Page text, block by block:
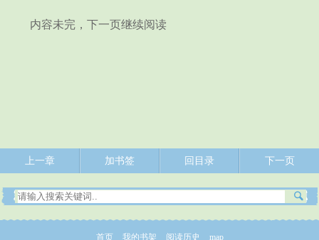
内容未完，下一页继续阅读
上一章 加书签 回目录 下一页
首页 我的书架 阅读历史 map